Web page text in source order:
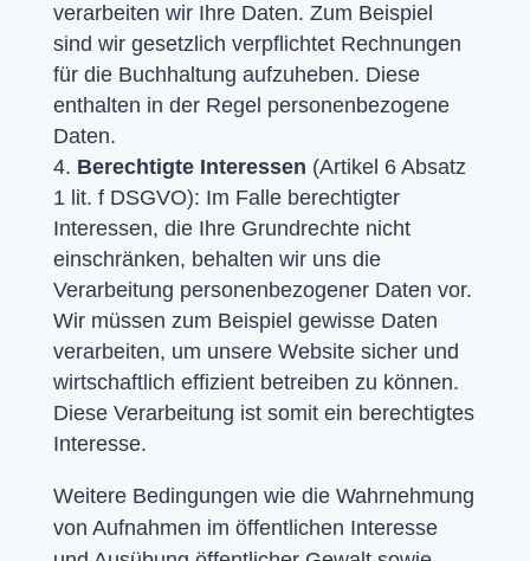
verarbeiten wir Ihre Daten. Zum Beispiel
sind wir gesetzlich verpflichtet Rechnungen
für die Buchhaltung aufzuheben. Diese
enthalten in der Regel personenbezogene
Daten.
Berechtigte Interessen (Artikel 6 Absatz
1 lit. f DSGVO): Im Falle berechtigter
Interessen, die Ihre Grundrechte nicht
einschränken, behalten wir uns die
Verarbeitung personenbezogener Daten vor.
Wir müssen zum Beispiel gewisse Daten
verarbeiten, um unsere Website sicher und
wirtschaftlich effizient betreiben zu können.
Diese Verarbeitung ist somit ein berechtigtes
Interesse.
Weitere Bedingungen wie die Wahrnehmung
von Aufnahmen im öffentlichen Interesse